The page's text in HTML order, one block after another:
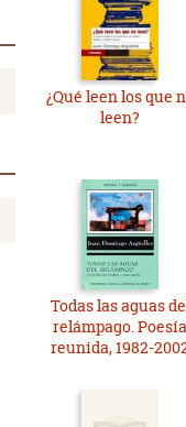
¿Qué leen los que
leen?
Todas las aguas
relámpago. Poesía
reunida, 1982-